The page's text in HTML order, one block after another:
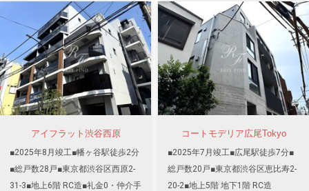
アイフラット渋谷西原
■2025年8月竣工■幡ヶ谷駅徒歩2分
■総戸数28戸■東京都渋谷区西原2-
31-3■地上6階 RC造■礼金0・仲介手
コートモデリア広尾Tokyo
■2025年7月竣工■広尾駅徒歩7分■
総戸数20戸■東京都渋谷区恵比寿2-
20-2■地上5階 地下1階 RC造